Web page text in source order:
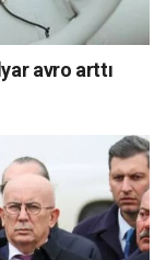
avro arttı